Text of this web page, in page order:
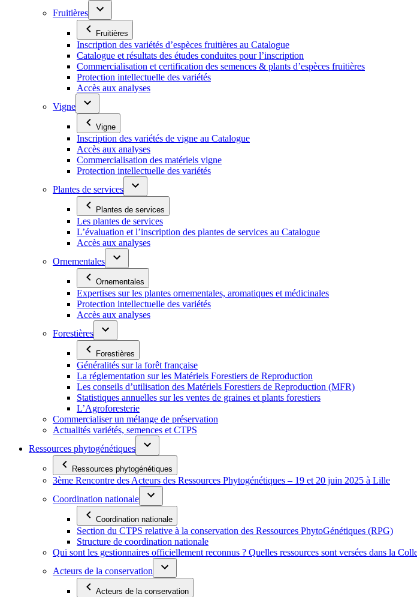
Fruitières
Fruitières
Inscription des variétés d’espèces fruitières au Catalogue
Catalogue et résultats des études conduites pour l’inscription
Commercialisation et certification des semences & plants d’espèces fruitières
Protection intellectuelle des variétés
Accès aux analyses
Vigne
Vigne
Inscription des variétés de vigne au Catalogue
Accès aux analyses
Commercialisation des matériels vigne
Protection intellectuelle des variétés
Plantes de services
Plantes de services
Les plantes de services
L’évaluation et l’inscription des plantes de services au Catalogue
Accès aux analyses
Ornementales
Ornementales
Expertises sur les plantes ornementales, aromatiques et médicinales
Protection intellectuelle des variétés
Accès aux analyses
Forestières
Forestières
Généralités sur la forêt française
La réglementation sur les Matériels Forestiers de Reproduction
Les conseils d’utilisation des Matériels Forestiers de Reproduction (MFR)
Statistiques annuelles sur les ventes de graines et plants forestiers
L’Agroforesterie
Commercialiser un mélange de préservation
Actualités variétés, semences et CTPS
Ressources phytogénétiques
Ressources phytogénétiques
3ème Rencontre des Acteurs des Ressources Phytogénétiques – 19 et 20 juin 2025 à Lille
Coordination nationale
Coordination nationale
Section du CTPS relative à la conservation des Ressources PhytoGénétiques (RPG)
Structure de coordination nationale
Qui sont les gestionnaires officiellement reconnus ? Quelles ressources sont versées dans la
Acteurs de la conservation
Acteurs de la conservation